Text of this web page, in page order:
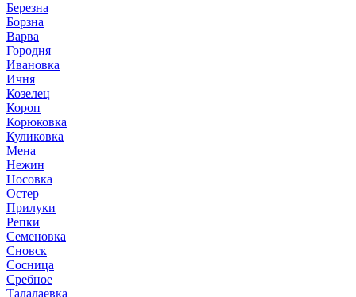
Березна
Борзна
Варва
Городня
Ивановка
Ичня
Козелец
Короп
Корюковка
Куликовка
Мена
Нежин
Носовка
Остер
Прилуки
Репки
Семеновка
Сновск
Сосница
Сребное
Талалаевка